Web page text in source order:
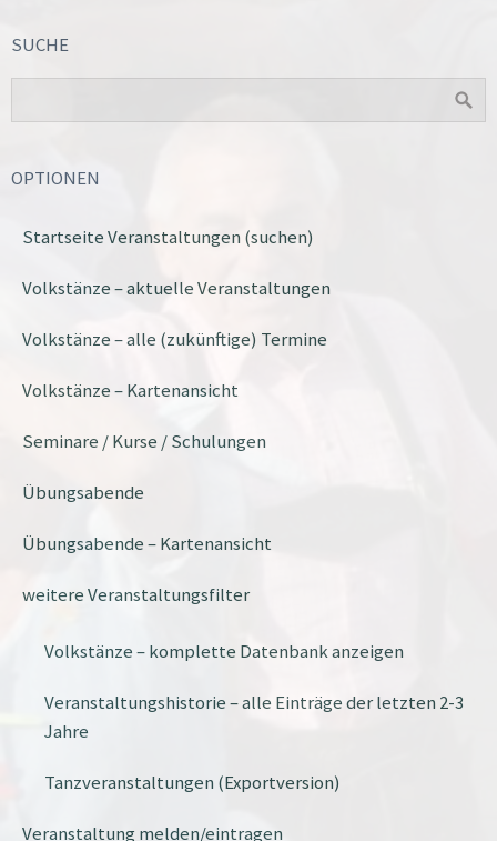
SUCHE
OPTIONEN
Startseite Veranstaltungen (suchen)
Volkstänze – aktuelle Veranstaltungen
Volkstänze – alle (zukünftige) Termine
Volkstänze – Kartenansicht
Seminare / Kurse / Schulungen
Übungsabende
Übungsabende – Kartenansicht
weitere Veranstaltungsfilter
Volkstänze – komplette Datenbank anzeigen
Veranstaltungshistorie – alle Einträge der letzten 2-3
Jahre
Tanzveranstaltungen (Exportversion)
Veranstaltung melden/eintragen